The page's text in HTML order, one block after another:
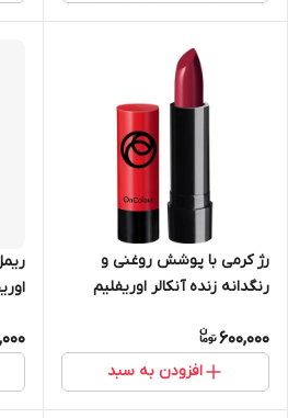
رژ کرمی با پوشش روغنی و
رنگدانه زنده آنکالر اوریفلیم
600,000
افزودن به سبد
اوریفلیم 8